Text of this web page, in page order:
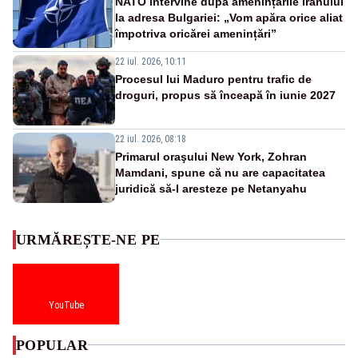
la adresa Bulgariei: „Vom apăra orice aliat
împotriva oricărei amenințări”
22 iul. 2026, 10:11
Procesul lui Maduro pentru trafic de
droguri, propus să înceapă în iunie 2027
22 iul. 2026, 08:18
Primarul oraşului New York, Zohran
Mamdani, spune că nu are capacitatea
juridică să-l aresteze pe Netanyahu
URMĂREȘTE-NE PE
YouTube
POPULAR